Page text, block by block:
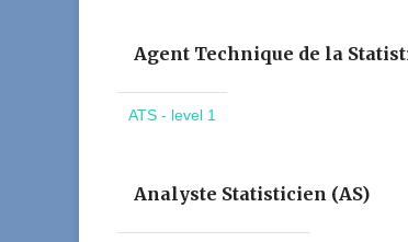
Agent Technique de la
ATS - level 1
Analyste Statisticien (AS)